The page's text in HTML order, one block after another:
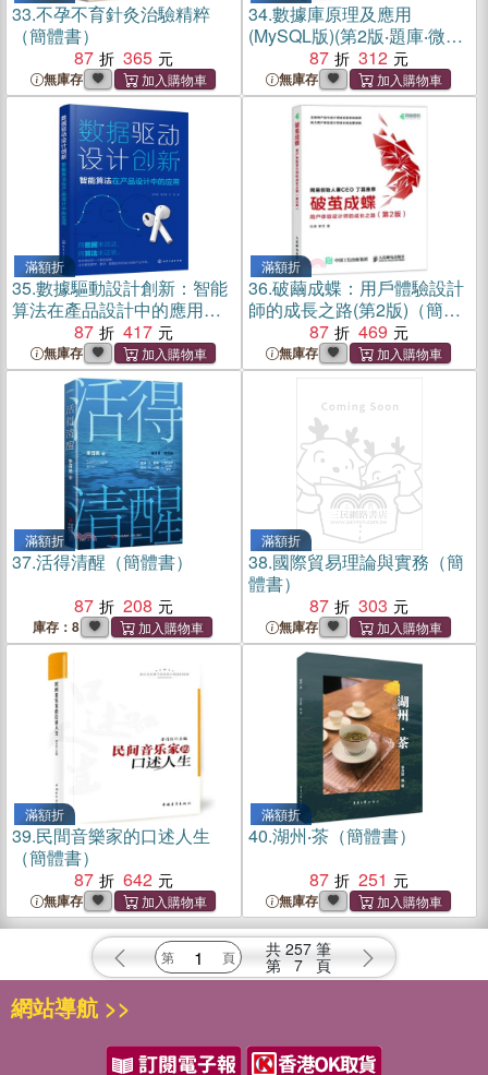
33.不孕不育針灸治驗精粹
（簡體書）
87
365
無庫存
34.數據庫原理及應用
(MySQL版)(第2版‧題庫‧微課
視頻版)（簡體書）
87 312
無庫存
滿額折
35.數據驅動設計創新：智能
算法在產品設計中的應用
（簡體書）
87 417
無庫存
滿額折
36.破繭成蝶：用戶體驗設計
師的成長之路(第2版)（簡體
87 469
無庫存
滿額折
37.活得清醒（簡體書）
87
208
庫存：8
滿額折
38.國際貿易理論與實務（簡
體書）
87
303
無庫存
滿額折
39.民間音樂家的口述人生
（簡體書）
87
642
無庫存
滿額折
40.湖州‧茶（簡體書）
87
251
無庫存
共 257 筆
第 7 頁
網站導航 >>